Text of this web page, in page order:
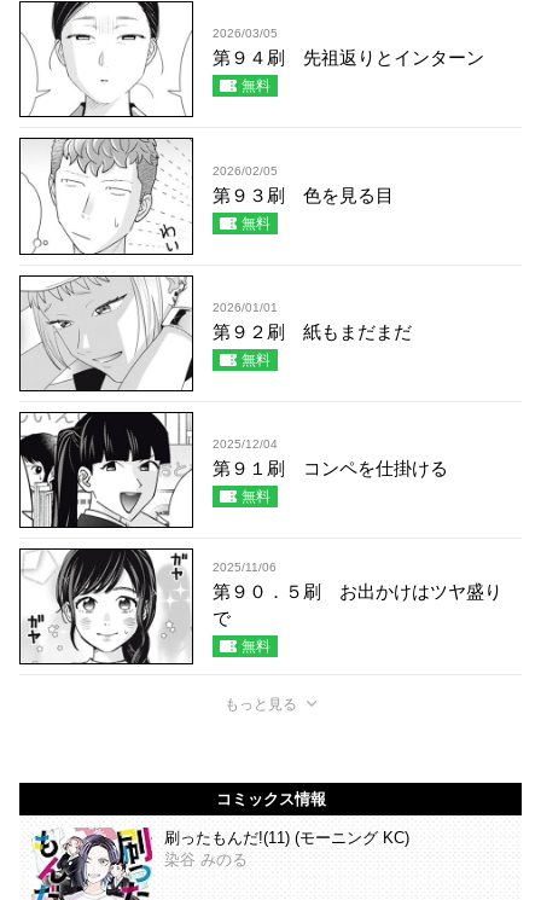
2026/03/05
第９４刷 先祖返りとインターン
無料
2026/02/05
第９３刷 色を見る目
無料
2026/01/01
第９２刷 紙もまだまだ
無料
2025/12/04
第９１刷 コンペを仕掛ける
無料
2025/11/06
第９０．５刷 お出かけはツヤ盛り
で
無料
もっと見る
コミックス情報
刷ったもんだ!(11) (モーニング KC)
染谷 みのる